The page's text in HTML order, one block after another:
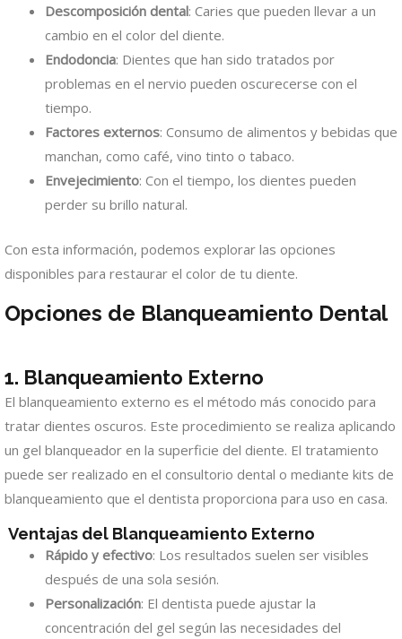
Descomposición dental: Caries que pueden llevar a un
cambio en el color del diente.
Endodoncia: Dientes que han sido tratados por
problemas en el nervio pueden oscurecerse con el
tiempo.
Factores externos: Consumo de alimentos y bebidas que
manchan, como café, vino tinto o tabaco.
Envejecimiento: Con el tiempo, los dientes pueden
perder su brillo natural.
Con esta información, podemos explorar las opciones
disponibles para restaurar el color de tu diente.
Opciones de Blanqueamiento Dental
1. Blanqueamiento Externo
El blanqueamiento externo es el método más conocido para
tratar dientes oscuros. Este procedimiento se realiza aplicando
un gel blanqueador en la superficie del diente. El tratamiento
puede ser realizado en el consultorio dental o mediante kits de
blanqueamiento que el dentista proporciona para uso en casa.
Ventajas del Blanqueamiento Externo
Rápido y efectivo: Los resultados suelen ser visibles
después de una sola sesión.
Personalización: El dentista puede ajustar la
concentración del gel según las necesidades del